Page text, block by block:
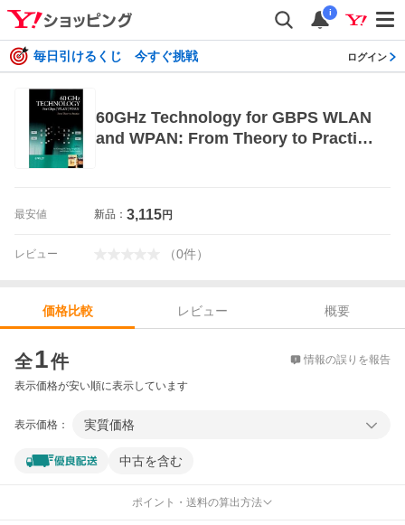
i
毎日引けるくじ 今すぐ挑戦 ログイン
60GHz Technology for GBPS WLAN
and WPAN: From Theory to Practic
最安値 新品： 3,115円
レビュー （0件）
価格比較 レビュー
概要
全1件 情報の誤りを報告
表示価格が安い順に表示しています
表示価格： 実質価格
中古を含む
ポイント・送料の算出方法